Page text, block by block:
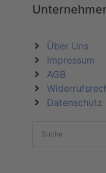
Über Uns
Impressum
AGB
Datenschutz